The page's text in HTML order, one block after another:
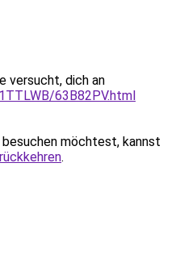
versucht, dich an
63B82PV.html
möchtest, kannst
.